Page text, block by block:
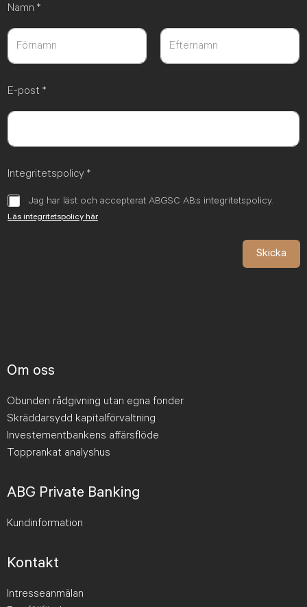
Namn *
E-post *
Integritetspolicy *
Jag har läst och accepterat ABGSC AB:s integritetspolicy.
Läs integritetspolicy här
Skicka
Om oss
Obunden rådgivning utan egna fonder
Skräddarsydd kapitalförvaltning
Investementbankens affärsflöde
Topprankat analyshus
ABG Private Banking
Kundinformation
Kontakt
Intresseanmälan